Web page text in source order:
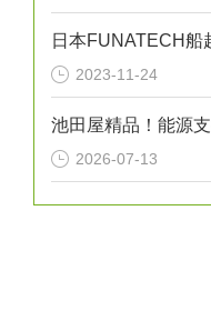
2023-11-24
2026-07-13